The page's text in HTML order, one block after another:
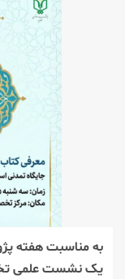
یک نشست علمی